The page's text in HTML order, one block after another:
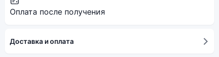
Оплата после получения
Доставка и оплата